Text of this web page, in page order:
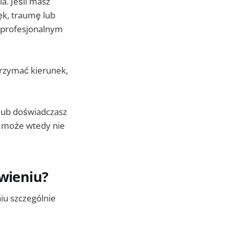
traumę lub
kierunek,
doświadczasz
wtedy nie
szczególnie